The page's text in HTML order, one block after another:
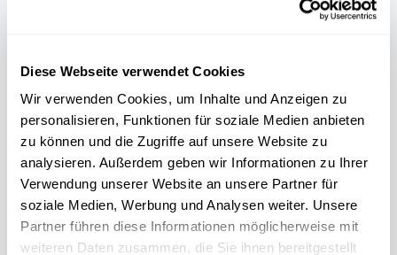
Diese Webseite verwendet Cookies
Wir verwenden Cookies, um Inhalte und Anzeigen zu
personalisieren, Funktionen für soziale Medien anbieten
zu können und die Zugriffe auf unsere Website zu
analysieren. Außerdem geben wir Informationen zu Ihrer
Verwendung unserer Website an unsere Partner für
soziale Medien, Werbung und Analysen weiter. Unsere
Partner führen diese Informationen möglicherweise mit
weiteren Daten zusammen, die Sie ihnen bereitgestellt